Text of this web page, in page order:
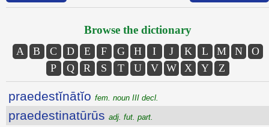
Browse the dictionary
A B C D E F G H I J K L M N
O
P
Q R S T U V W X Y Z
praedestĭnātĭo fem. noun III decl.
praedestinatūrūs adj. fut. part.